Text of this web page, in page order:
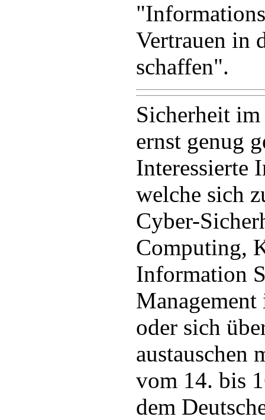
Vertrauen in
schaffen".
Sicherheit
ernst genug
Interessierte
welche sich
Cyber-
Computing,
Information
oder sich
austauschen
vom 14. bis
dem